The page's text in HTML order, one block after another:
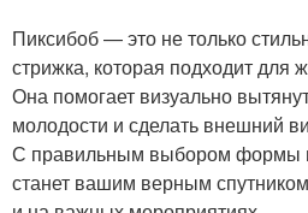
Пиксибоб — это не только
стрижка, которая подходит для
Она помогает визуально
молодости и сделать внешний
С правильным выбором формы
станет вашим верным